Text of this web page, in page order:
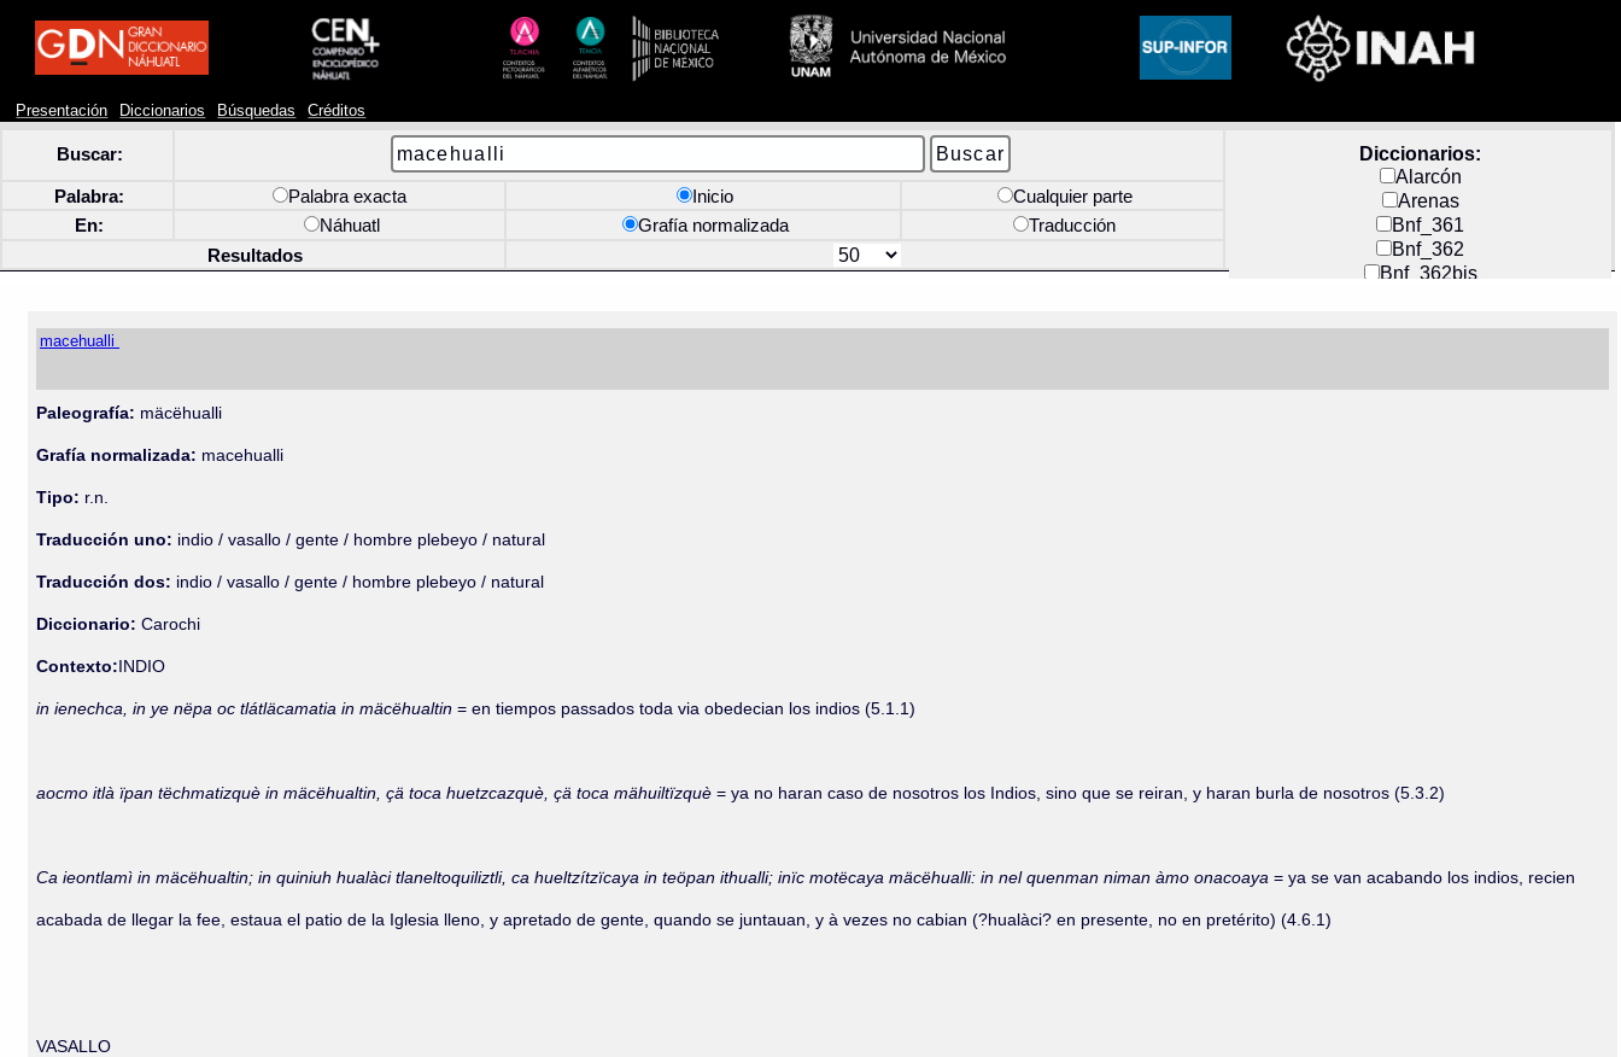
Presentación Diccionarios Búsquedas Créditos
Buscar:
Diccionarios:
Alarcón
Arenas
Bnf_361
Bnf_362
Bnf_362bis
Docs_México
Palabra: Palabra exacta Inicio
Cualquier parte
En:
Náhuatl Grafía normalizada
Traducción
Resultados
macehualli
Paleografía: mäcëhualli
Grafía normalizada: macehualli
Tipo: r.n.
Traducción uno: indio / vasallo / gente / hombre plebeyo / natural
Traducción dos: indio / vasallo / gente / hombre plebeyo / natural
Diccionario:Carochi
Contexto:INDIO
in ienechca, in ye nëpa oc tlátläcamatia in mäcëhualtin= en tiempos passados toda via obedecian los indios (5.1.1)
aocmo itlà ïpan tëchmatizquè in mäcëhualtin, çä toca huetzcazquè, çä toca mähuiltïzquè= ya no haran caso de nosotros los Indios, sino que se reiran, y haran burla de nosotros (5.3.2)
Ca ieontlamì in mäcëhualtin; in quiniuh hualàci tlaneltoquiliztli, ca hueltzítzïcaya in teöpan ithualli; inïc motëcaya mäcëhualli: in nel quenman niman àmo onacoaya= ya se van acabando los indios, recien
acabada de llegar la fee, estaua el patio de la Iglesia lleno, y apretado de gente, quando se juntauan, y à vezes no cabian (?hualàci? en presente, no en pretérito) (4.6.1)
VASALLO